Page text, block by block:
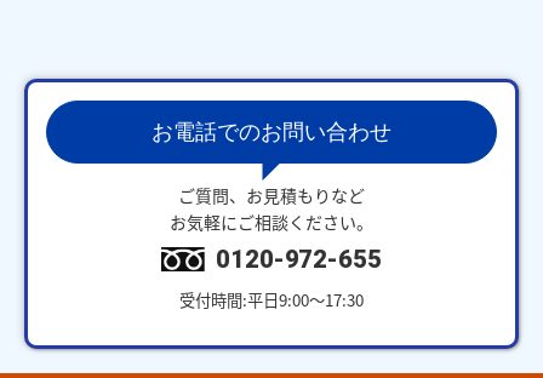
お電話でのお問い合わせ
ご質問、お見積もりなど
お気軽にご相談ください。
0120-972-655
受付時間:平日9:00～17:30